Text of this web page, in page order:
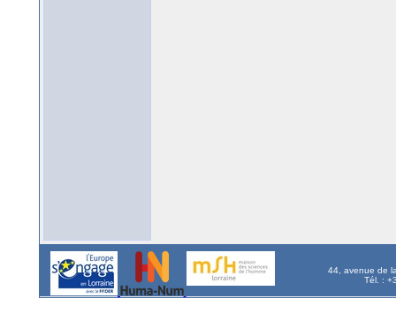
44, avenue de
Tél. :